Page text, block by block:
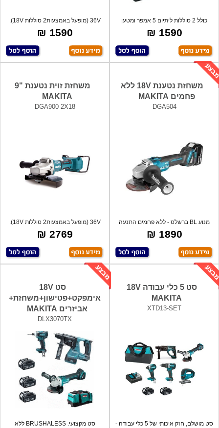
כולל 2 סוללות ליתיום 5 אמפר ומטען
מהיר,
1590 ₪
36V (מופעל באמצעות2 סוללות 18V).
מנוע ל
1590 ₪
משחזת נטענת 18V ללא
פחמים MAKITA
DGA504
מנוע BL ברשלס - ללא פחמים התנעה
רכה. מש
1890 ₪
משחזת זוית נטענת "9
MAKITA
DGA900 2X18
36V (מופעל באמצעות2 סוללות 18V).
מנוע ל
2769 ₪
סט 5 כלי עבודה 18V
MAKITA
XTD13-SET
סט מושלם, חזק איכותי של 5 כלי עבודה -
סט 18V
אימפקט+פטישון+משחזת+
אביזרים MAKITA
DLX3070TX
סט מקצועי. BRUSHALESS ללא